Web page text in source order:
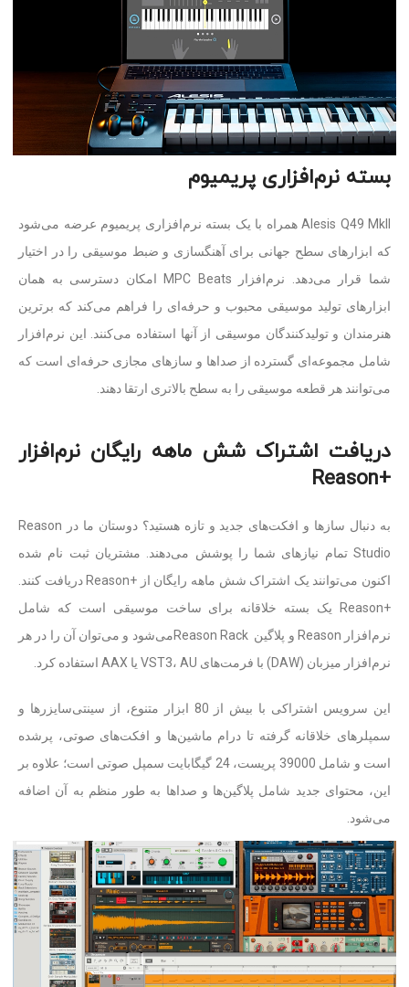
بسته‌ نرم‌افزاری پریمیوم
Alesis Q49 MkII همراه با یک بسته نرم‌افزاری پریمیوم عرضه می‌شود
که ابزارهای سطح جهانی برای آهنگسازی و ضبط موسیقی را در اختیار
شما قرار می‌دهد. نرم‌افزار MPC Beats امکان دسترسی به همان
ابزارهای تولید موسیقی محبوب و حرفه‌ای را فراهم می‌کند که برترین
هنرمندان و تولیدکنندگان موسیقی از آنها استفاده می‌کنند. این نرم‌افزار
شامل مجموعه‌ای گسترده از صداها و سازهای مجازی حرفه‌ای است که
می‌توانند هر قطعه موسیقی را به سطح بالاتری ارتقا دهند.
دریافت اشتراک شش ماهه رایگان نرم‌افزار
+Reason
به دنبال سازها و افکت‌های جدید و تازه هستید؟ دوستان ما در Reason
Studio تمام نیازهای شما را پوشش می‌دهند. مشتریان ثبت نام شده
اکنون می‌توانند یک اشتراک شش ماهه رایگان از +Reason دریافت کنند.
+Reason یک بسته خلاقانه برای ساخت موسیقی است که شامل
نرم‌افزار Reason و پلاگین Reason Rackمی‌شود و می‌توان آن را در هر
نرم‌افزار میزبان (DAW) با فرمت‌های VST3، AU یا AAX استفاده کرد.
این سرویس اشتراکی با بیش از 80 ابزار متنوع، از سینتی‌سایزرها و
سمپلرهای خلاقانه گرفته تا درام ماشین‌ها و افکت‌های صوتی، پرشده
است و شامل 39000 پریست، 24 گیگابایت سمپل صوتی است؛ علاوه بر
این، محتوای جدید شامل پلاگین‌ها و صداها به طور منظم به آن اضافه
می‌شود.